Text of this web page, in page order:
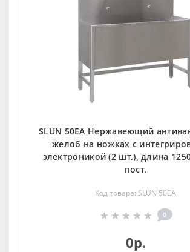
SLUN 50EA Нержавеющий
желоб на ножках с
электроникой (2 шт.), длина
пост.
Код товара: SLUN 50EA
0
0р.